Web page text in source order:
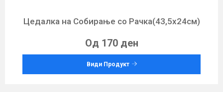
Цедалкa на Собирање со Рачка(43,5х24см)
Од 170 ден
Види Продукт